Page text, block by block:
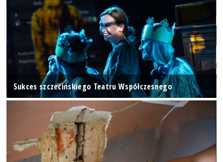
Sukces szczecińskiego Teatru Współczesnego